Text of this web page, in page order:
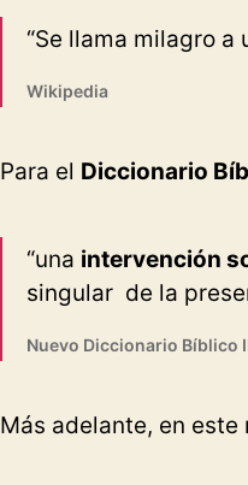
“Se llama milagro a
Wikipedia
Para el Diccionario
“una intervención
singular de la
Nuevo Diccionario Bíblico
Más adelante, en